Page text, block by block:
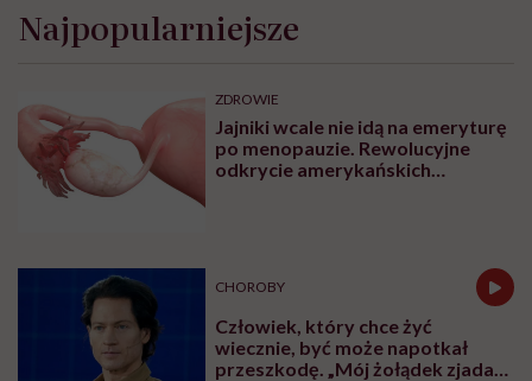
Najpopularniejsze
ZDROWIE
Jajniki wcale nie idą na emeryturę
po menopauzie. Rewolucyjne
odkrycie amerykańskich
CHOROBY
Człowiek, który chce żyć
wiecznie, być może napotkał
przeszkodę. „Mój żołądek zjada